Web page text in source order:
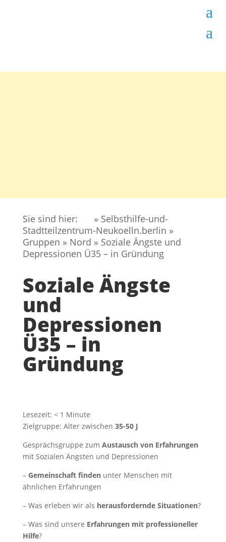
Sie sind hier:
» Selbsthilfe-und-
Stadtteilzentrum-Neukoelln.berlin »
Gruppen » Nord » Soziale Ängste und
Depressionen Ü35 – in Gründung
Soziale Ängste
und
Depressionen
Ü35 – in
Gründung
Lesezeit: < 1 Minute
Zielgruppe: Alter zwischen 35-50 J
Gesprächsgruppe zum Austausch von Erfahrungen
mit Sozialen Ängsten und Depressionen
– Gemeinschaft findenunter Menschen mit
ähnlichen Erfahrungen
– Was erleben wir als herausfordernde Situationen?
– Was sind unsere Erfahrungen mit professioneller
Hilfe?